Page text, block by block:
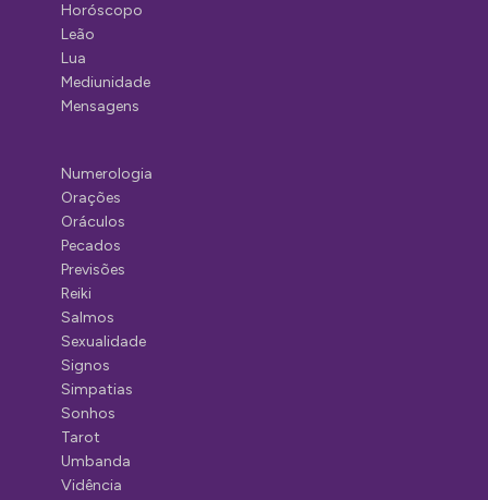
Horóscopo
Leão
Lua
Mediunidade
Mensagens
Numerologia
Orações
Oráculos
Pecados
Previsões
Reiki
Salmos
Sexualidade
Signos
Simpatias
Sonhos
Tarot
Umbanda
Vidência